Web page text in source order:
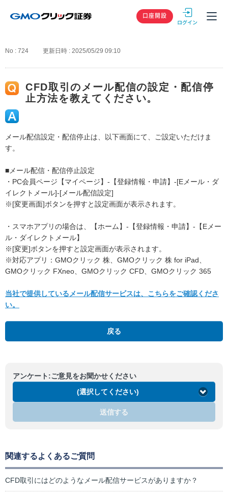
GMOクリック
口座開設
No : 724 更新日時 : 2025/05/29 09:10
CFD取引のメール配信の設定・配信停
止方法を教えてください。
メール配信設定・配信停止は、以下画面にて、ご設定いただけま
す。
■メール配信・配信停止設定
・PC会員ページ【マイページ】-【登録情報・申請】-[Eメール・ダ
イレクトメール]-[メール配信設定]
※[変更画面]ボタンを押すと設定画面が表示されます。
・スマホアプリの場合は、【ホーム】-【登録情報・申請】-【Eメー
ル・ダイレクトメール】
※[変更]ボタンを押すと設定画面が表示されます。
※対応アプリ：GMOクリック 株、GMOクリック 株 for iPad、
GMOクリック FXneo、GMOクリック CFD、GMOクリック 365
当社で提供しているメール配信サービスは、こちらをご確認くださ
い。
戻る
アンケート:ご意見をお聞かせください
(選択してください)
送信する
関連するよくあるご質問
CFD取引にはどのようなメール配信サービスがありますか？